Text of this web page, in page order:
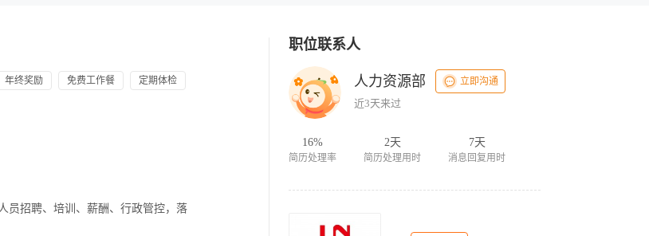
年终奖励 免费工作餐 定期体检
员招聘、培训、薪酬、行政管控，落
职位联系人
人力资源部 立即沟通
近3天来过
16%
简历处理率
2天
简历处理用时
7天
消息回复用时